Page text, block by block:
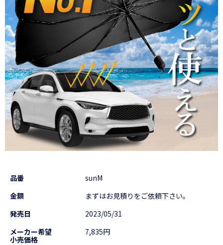
品番
sunM
金額
まずはお見積りをご依頼下さい。
発売日
2023/05/31
メーカー希望
小売価格
7,835円